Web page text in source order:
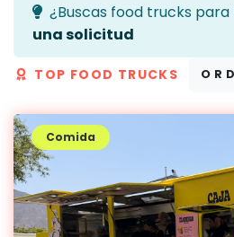
¿Buscas food trucks
una solicitud
TOP FOOD TRUCKS
Comida